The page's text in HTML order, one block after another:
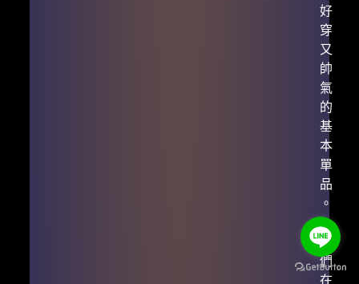
好
穿
又
帥
氣
的
基
本
單
品
。
我
們
在